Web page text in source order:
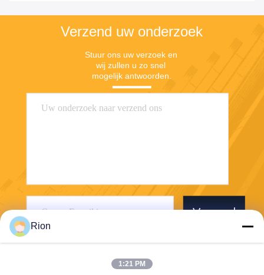
Verzend uw onderzoek
Stuur ons uw verzoek en
wij zullen u zo snel
mogelijk antwoorden.
Verzend
Rion
1:21 PM